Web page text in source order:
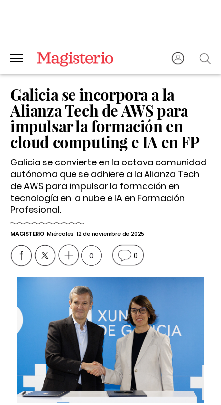
Galicia se incorpora a la
Alianza Tech de AWS para
impulsar la formación en
cloud computing e IA en FP
Galicia se convierte en la octava comunidad
autónoma que se adhiere a la Alianza Tech
de AWS para impulsar la formación en
tecnología en la nube e IA en Formación
Profesional.
MAGISTERIO Miércoles, 12 de noviembre de 2025
0 0